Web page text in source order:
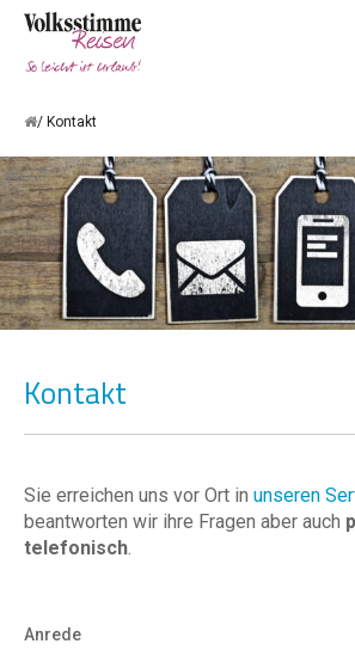
Kontakt
Kontakt
Sie erreichen uns vor Ort in unseren
beantworten wir ihre Fragen aber auch
telefonisch
Anrede